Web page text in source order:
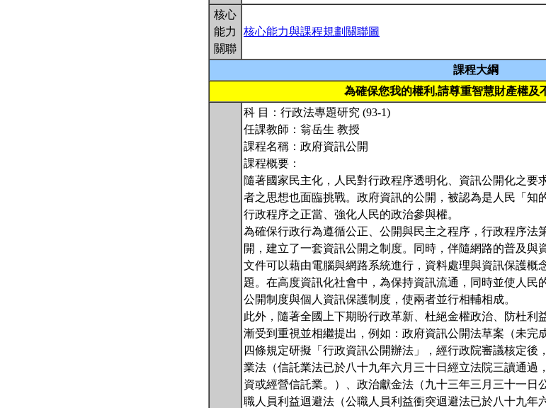
核心
能力
關聯
核心能力與課程規劃關聯圖
課程大綱
為確保您我的權利,請尊重智慧財產權及
科 目：行政法專題研究 (93-1)
任課教師：翁岳生 教授
課程名稱：政府資訊公開
課程概要：
隨著國家民主化，人民對行政程序透明化、資訊公開化之要
者之思想也面臨挑戰。政府資訊的公開，被認為是人民「知
行政程序之正當、強化人民的政治參與權。
為確保行政行為遵循公正、公開與民主之程序，行政程序法
開，建立了一套資訊公開之制度。同時，伴隨網路的普及與
文件可以藉由電腦與網路系統進行，資料處理與資訊保護概
題。在高度資訊化社會中，為保持資訊流通，同時並使人民
公開制度與個人資訊保護制度，使兩者並行相輔相成。
此外，隨著全國上下期盼行政革新、杜絕金權政治、防杜利
漸受到重視並相繼提出，例如：政府資訊公開法草案（未完
四條規定研擬「行政資訊公開辦法」，經行政院審議核定後
業法（信託業法已於八十九年六月三十日經立法院三讀通過
資或經營信託業。）、政治獻金法（九十三年三月三十一日
職人員利益迴避法（公職人員利益衝突迴避法已於八十九